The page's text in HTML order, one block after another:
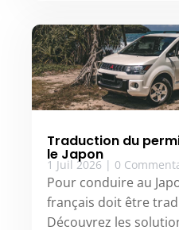
Traduction du
le Japon
1 Juil 2026 | 0
Pour conduire au
français doit être
Découvrez les